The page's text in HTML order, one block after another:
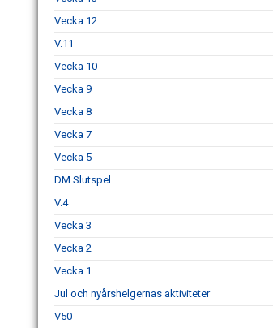
Vecka 12
V.11
Vecka 10
Vecka 9
Vecka 8
Vecka 7
Vecka 5
DM Slutspel
V.4
Vecka 3
Vecka 2
Vecka 1
Jul och nyårshelgernas aktiviteter
V50